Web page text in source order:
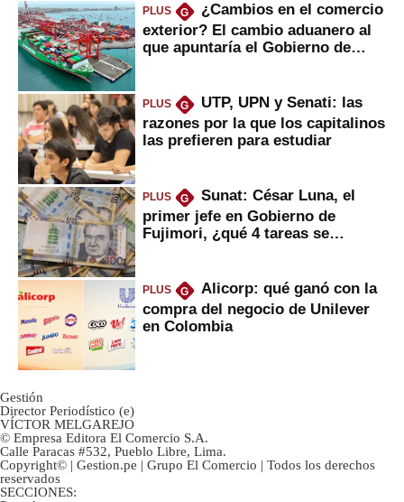
PLUS G
¿Cambios en el comercio
exterior? El cambio aduanero al
que apuntaría el Gobierno de
PLUS G
UTP, UPN y Senati: las
razones por la que los capitalinos
las prefieren para estudiar
PLUS G
Sunat: César Luna, el
primer jefe en Gobierno de
Fujimori, ¿qué 4 tareas se
PLUS G
Alicorp: qué ganó con la
compra del negocio de Unilever
en Colombia
Gestión
Director Periodístico (e)
VÍCTOR MELGAREJO
© Empresa Editora El Comercio S.A.
Calle Paracas #532, Pueblo Libre, Lima.
Copyright© | Gestion.pe | Grupo El Comercio | Todos los derechos
reservados
SECCIONES: